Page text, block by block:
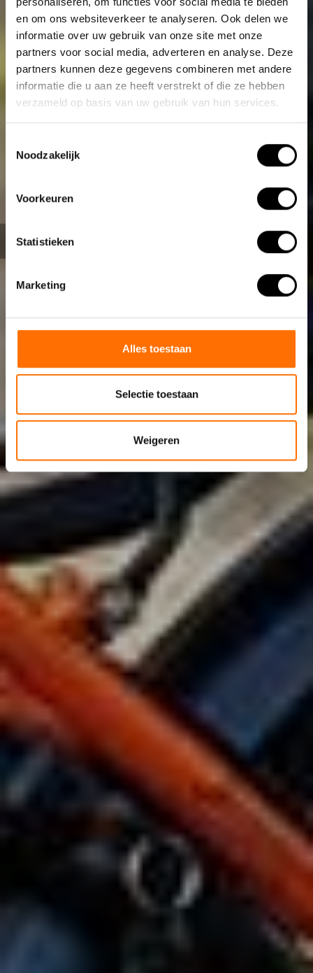
en om ons websiteverkeer te analyseren. Ook delen we
informatie over uw gebruik van onze site met onze
partners voor social media, adverteren en analyse. Deze
partners kunnen deze gegevens combineren met andere
informatie die u aan ze heeft verstrekt of die ze hebben
verzameld op basis van uw gebruik van hun services.
Noodzakelijk
Voorkeuren
Statistieken
Marketing
Alles toestaan
Selectie toestaan
Weigeren
voyage
Vous cherchez un vélo pliant électrique compact et
performant ?
Lire plus...